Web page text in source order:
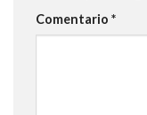
Comentario *